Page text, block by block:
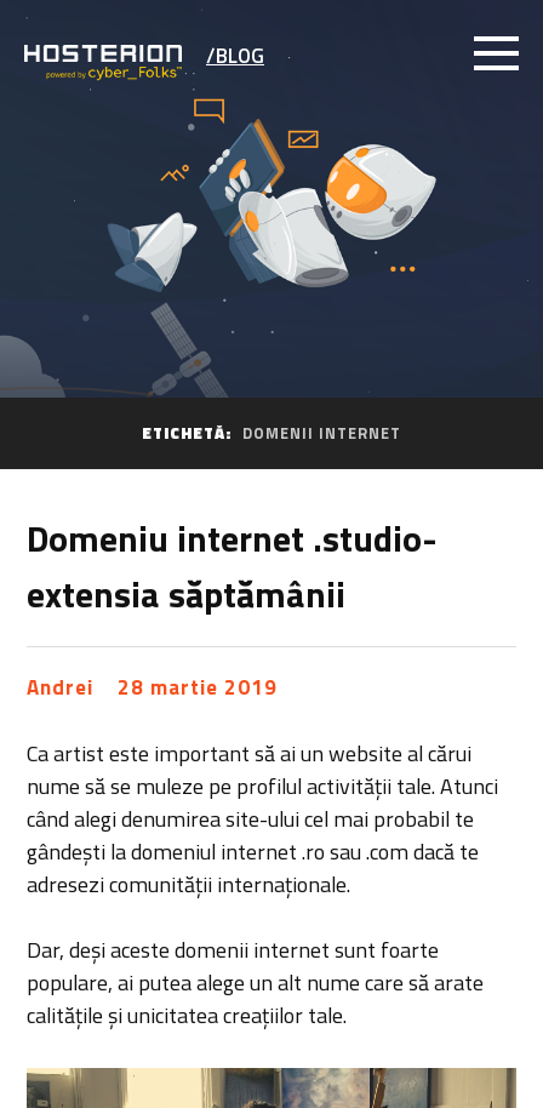
/BLOG
ETICHETĂ: DOMENII INTERNET
Domeniu internet .studio-
extensia săptămânii
Andrei 28 martie 2019
Ca artist este important să ai un website al cărui
nume să se muleze pe profilul activității tale. Atunci
când alegi denumirea site-ului cel mai probabil te
gândești la domeniul internet .ro sau .com dacă te
adresezi comunității internaționale.
Dar, deși aceste domenii internet sunt foarte
populare, ai putea alege un alt nume care să arate
calitățile și unicitatea creațiilor tale.